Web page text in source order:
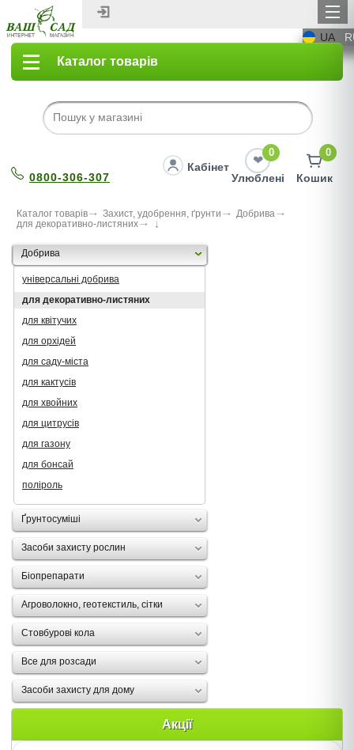
UA
Каталог товарів
0800-306-307
Кабінет
0
Улюблені
0
Кошик
Каталог товарів Захист, удобрення, ґрунти
Добрива
для декоративно-листяних
Добрива
універсальні добрива
для декоративно-листяних
для квітучих
для орхідей
для саду-міста
для кактусів
для хвойних
для цитрусів
для газону
для бонсай
поліроль
Ґрунтосуміші
Засоби захисту рослин
Біопрепарати
Агроволокно, геотекстиль, сітки
Стовбурові кола
Все для розсади
Засоби захисту для дому
Акції